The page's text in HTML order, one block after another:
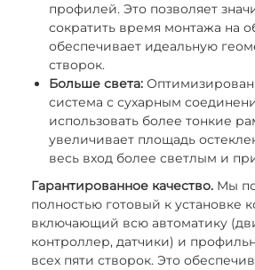
профилей. Это позволяет
сократить время монтажа на
обеспечивает идеальную
створок.
Больше света:
система с сухарным
использовать более тонкие
увеличивает площадь
весь вход более светлым и
Гарантированное качество. Мы
полностью готовый к установке
включающий всю автоматику
контроллер, датчики) и
всех пяти створок. Это